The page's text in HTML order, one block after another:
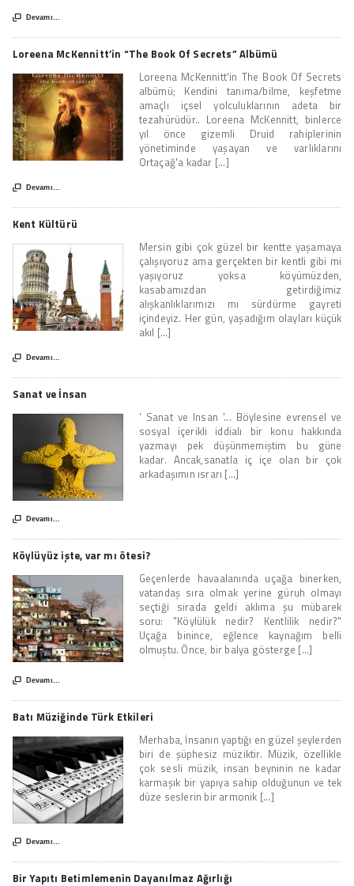
 Devamı...
Loreena McKennitt’in “The Book Of Secrets” Albümü
Loreena McKennitt'in The Book Of Secrets
albümü; Kendini tanıma/bilme, keşfetme
amaçlı içsel yolculuklarının adeta bir
tezahürüdür.. Loreena McKennitt, binlerce
yıl önce gizemli Druid rahiplerinin
yönetiminde yaşayan ve varlıklarını
Ortaçağ'a kadar [...]
 Devamı...
Kent Kültürü
Mersin gibi çok güzel bir kentte yaşamaya
çalışıyoruz ama gerçekten bir kentli gibi mi
yaşıyoruz yoksa köyümüzden,
kasabamızdan getirdiğimiz
alışkanlıklarımızı mı sürdürme gayreti
içindeyiz. Her gün, yaşadığım olayları küçük
akıl [...]
 Devamı...
Sanat ve İnsan
' Sanat ve Insan '... Böylesine evrensel ve
sosyal içerikli iddialı bir konu hakkında
yazmayı pek düşünmemiştim bu güne
kadar. Ancak,sanatla iç içe olan bir çok
arkadaşımın ısrarı [...]
 Devamı...
Köylüyüz işte, var mı ötesi?
Geçenlerde havaalanında uçağa binerken,
vatandaş sıra olmak yerine güruh olmayı
seçtiği sırada geldi aklıma şu mübarek
soru: "Köylülük nedir? Kentlilik nedir?"
Uçağa binince, eğlence kaynağım belli
olmuştu. Önce, bir balya gösterge [...]
 Devamı...
Batı Müziğinde Türk Etkileri
Merhaba, İnsanın yaptığı en güzel şeylerden
biri de şüphesiz müziktir. Müzik, özellikle
çok sesli müzik, insan beyninin ne kadar
karmaşık bir yapıya sahip olduğunun ve tek
düze seslerin bir armonik [...]
 Devamı...
Bir Yapıtı Betimlemenin Dayanılmaz Ağırlığı